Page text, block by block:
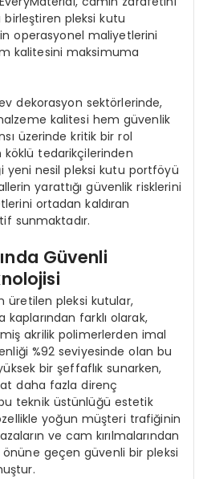
birleştiren pleksi kutu
operasyonel maliyetlerini
kalitesini maksimuma
dekorasyon sektörlerinde,
kalitesi hem güvenlik
üzerinde kritik bir rol
köklü tedarikçilerinden
yeni nesil pleksi kutu portföyü
yarattığı güvenlik risklerini
ortadan kaldıran
sunmaktadır.
Güvenli
üretilen pleksi kutular,
farklı olarak,
akrilik polimerlerden imal
%92 seviyesinde olan bu
bir şeffaflık sunarken,
daha fazla direnç
teknik üstünlüğü estetik
yoğun müşteri trafiğinin
ve cam kırılmalarından
önüne geçen güvenli bir pleksi